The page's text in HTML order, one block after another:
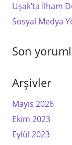
Uşak’ta İlham
Sosyal Medya
Son
Arşivler
Mayıs 2026
Ekim 2023
Eylül 2023